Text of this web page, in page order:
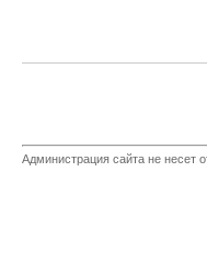
Администрация сайта не несет